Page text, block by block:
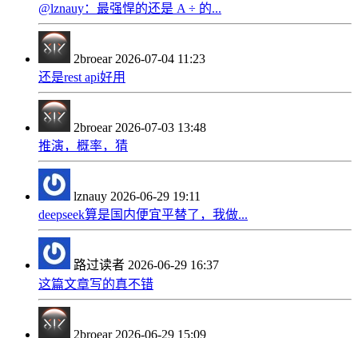
@lznauy：最强悍的还是 A ÷ 的...
2broear 2026-07-04 11:23
还是rest api好用
2broear 2026-07-03 13:48
推演，概率，猜
lznauy 2026-06-29 19:11
deepseek算是国内便宜平替了，我做...
路过读者 2026-06-29 16:37
这篇文章写的真不错
2broear 2026-06-29 15:09